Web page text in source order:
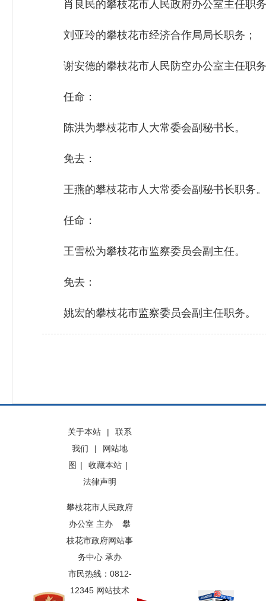
肖良民的攀枝花市人民政府办公室主任职
刘亚玲的攀枝花市经济合作局局长职务；
谢安德的攀枝花市人民防空办公室主任职
任命：
陈洪为攀枝花市人大常委会副秘书长。
免去：
王燕的攀枝花市人大常委会副秘书长职务。
任命：
王雪松为攀枝花市监察委员会副主任。
免去：
姚宏的攀枝花市监察委员会副主任职务。
关于本站 |
联系
我们
|
网站地
图 | 收藏本站 |
法律声明
攀枝花市人民政府
办公室 主办 攀
枝花市政府网站事
务中心 承办
市民热线：0812-
12345 网站技术